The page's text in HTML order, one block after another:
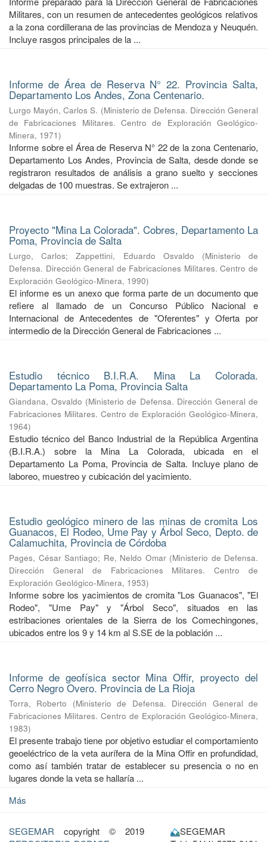
Militares, con un resumen de antecedentes geológicos relativos
a la zona cordillerana de las provincias de Mendoza y Neuquén.
Incluye rasgos principales de la ...
Informe de Área de Reserva N° 22. Provincia Salta,
Departamento Los Andes, Zona Centenario.
Lurgo Mayón, Carlos S. (Ministerio de Defensa. Dirección General
de Fabricaciones Militares. Centro de Exploración Geológico-
Minera, 1971)
Informe sobre el Área de Reserva N° 22 de la zona Centenario,
Departamento Los Andes, Provincia de Salta, desde donde se
registraron resultados de análisis a grano suelto y secciones
delgadas de 100 muestras. Se extrajeron ...
Proyecto "Mina La Colorada". Cobres, Departamento La
Poma, Provincia de Salta
Lurgo, Carlos;Zappettini, Eduardo Osvaldo (Ministerio de
Defensa. Dirección General de Fabricaciones Militares. Centro de
Exploración Geológico-Minera, 1990)
El informe es un anexo que forma parte de un documento que
refiere al llamado de un Concurso Público Nacional e
Internacional de Antecedentes de "Oferentes" y Oferta por
intermedio de la Dirección General de Fabricaciones ...
Estudio técnico B.I.R.A. Mina La Colorada.
Departamento La Poma, Provincia Salta
Giandana, Osvaldo (Ministerio de Defensa. Dirección General de
Fabricaciones Militares. Centro de Exploración Geológico-Minera,
1964)
Estudio técnico del Banco Industrial de la República Argentina
(B.I.R.A.) sobre la Mina La Colorada, ubicada en el
Departamento La Poma, Provincia de Salta. Incluye plano de
laboreo, muestreo y cubicación del yacimiento.
Estudio geológico minero de las minas de cromita Los
Guanacos, El Rodeo, Ume Pay y Árbol Seco, Depto. de
Calamuchita, Provincia de Córdoba
Pages, César Santiago; Re, Neldo Omar (Ministerio de Defensa.
Dirección General de Fabricaciones Militares. Centro de
Exploración Geológico-Minera, 1953)
Informe sobre los yacimientos de cromita "Los Guanacos", "El
Rodeo", "Ume Pay" y "Árbol Seco", situados en las
estribaciones orientales de la Sierra de los Comechingones,
ubicados entre los 9 y 14 km al S.SE de la población ...
Informe de geofísica sector Mina Offir, proyecto del
Cerro Negro Overo. Provincia de La Rioja
Torra, Roberto (Ministerio de Defensa. Dirección General de
Fabricaciones Militares. Centro de Exploración Geológico-Minera,
1983)
El presente trabajo tiene por objetivo estudiar el comportamiento
geoeléctrico de la veta aurífera de la Mina Offir en profundidad,
como así también tratar de establecer su presencia o no en
lugares donde la veta se hallaría ...
Más
SEGEMAR copyright © 2019
SEGEMAR